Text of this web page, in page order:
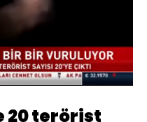
Oynatma
Hızı
20 terörist